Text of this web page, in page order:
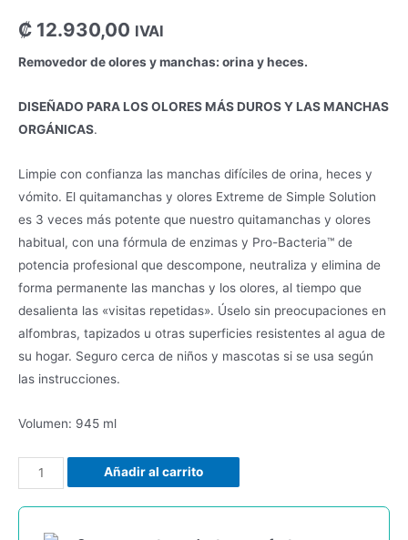
₡ 12.930,00 IVAI
Removedor de olores y manchas: orina y heces.
DISEÑADO PARA LOS OLORES MÁS DUROS Y LAS MANCHAS
ORGÁNICAS.
Limpie con confianza las manchas difíciles de orina, heces y
vómito. El quitamanchas y olores Extreme de Simple Solution
es 3 veces más potente que nuestro quitamanchas y olores
habitual, con una fórmula de enzimas y Pro-Bacteria™ de
potencia profesional que descompone, neutraliza y elimina de
forma permanente las manchas y los olores, al tiempo que
desalienta las «visitas repetidas». Úselo sin preocupaciones en
alfombras, tapizados u otras superficies resistentes al agua de
su hogar. Seguro cerca de niños y mascotas si se usa según
las instrucciones.
Volumen: 945 ml
Añadir al carrito